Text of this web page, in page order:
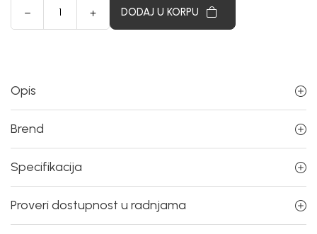
DODAJ U KORPU
Opis
Brend
Specifikacija
Proveri dostupnost u radnjama